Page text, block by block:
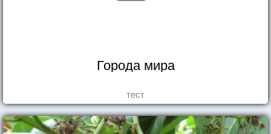
Города мира
тест